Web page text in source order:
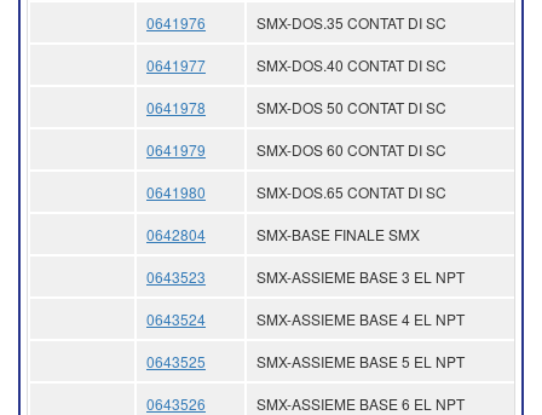
0641976 SMX-DOS.35 CONTAT DI SC
0641977 SMX-DOS.40 CONTAT DI SC
0641978 SMX-DOS 50 CONTAT DI SC
0641979 SMX-DOS 60 CONTAT DI SC
0641980 SMX-DOS.65 CONTAT DI SC
0642804 SMX-BASE FINALE SMX
0643523 SMX-ASSIEME BASE 3 EL NPT
0643524 SMX-ASSIEME BASE 4 EL NPT
0643525 SMX-ASSIEME BASE 5 EL NPT
0643526 SMX-ASSIEME BASE 6 EL NPT